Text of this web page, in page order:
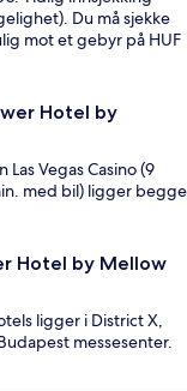
Du må sjekke
mot et gebyr på HUF
Hotel by
Vegas Casino (9
med bil) ligger begge
Hotel by Mellow
ligger i District X,
messesenter.